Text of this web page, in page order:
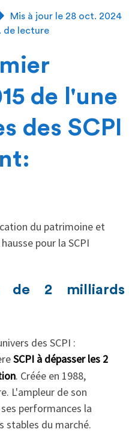
Mis à jour le 28 oct. 2024
de lecture
de l'une
des SCPI
du patrimoine et
pour la SCPI
de 2 milliards
des SCPI :
SCPI à dépasser les 2
. Créée en 1988,
L'ampleur de son
performances la
stables du marché.